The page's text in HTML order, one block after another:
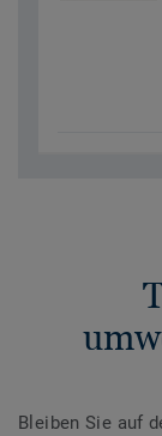
Bleiben Sie auf